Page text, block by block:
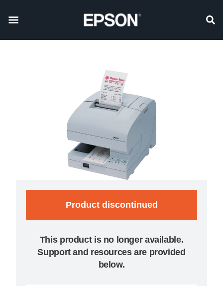
Product discontinued
This product is no longer available.
Support and resources are provided
below.